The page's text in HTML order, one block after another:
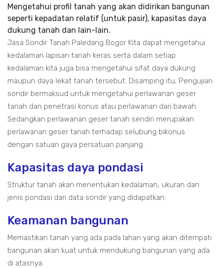
Mengetahui profil tanah yang akan didirikan bangunan
seperti kepadatan relatif (untuk pasir), kapasitas daya
dukung tanah dan lain-lain.
Jasa Sondir Tanah Paledang Bogor Kita dapat mengetahui
kedalaman lapisan tanah keras serta dalam setiap
kedalaman kita juga bisa mengetahui sifat daya dukung
maupun daya lekat tanah tersebut. Disamping itu, Pengujian
sondir bermaksud untuk mengetahui perlawanan geser
tanah dan penetrasi konus atau perlawanan dari bawah.
Sedangkan perlawanan geser tanah sendiri merupakan
perlawanan geser tanah terhadap selubung bikonus
dengan satuan gaya persatuan panjang.
Kapasitas daya pondasi
Struktur tanah akan menentukan kedalaman, ukuran dan
jenis pondasi dari data sondir yang didapatkan.
Keamanan bangunan
Memastikan tanah yang ada pada lahan yang akan ditempati
bangunan akan kuat untuk mendukung bangunan yang ada
di atasnya.